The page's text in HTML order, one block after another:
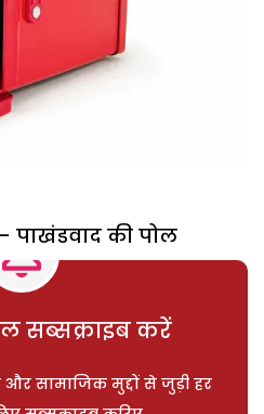
की पोल
सब्सक्राइब करें
और सामाजिक मुद्दों से जुड़ी हर